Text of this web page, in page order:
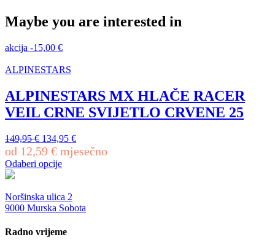
Maybe you are interested in
akcija -15,00 €
ALPINESTARS
ALPINESTARS MX HLAČE RACER
VEIL CRNE SVIJETLO CRVENE 25
149,95€ Izvorna
cijena
bila
je:
134,95 €Trenutna
cijena
od 12,59 € mjesečno
Odaberi opcije
Ovaj
ima
više
Opcije
Noršinska ulica 2
9000 Murska Sobota
Radno vrijeme